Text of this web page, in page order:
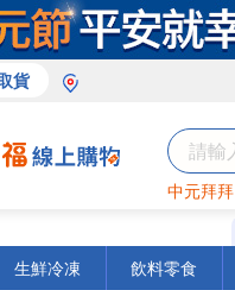
貨
中元拜拜
生鮮冷凍 飲料零食